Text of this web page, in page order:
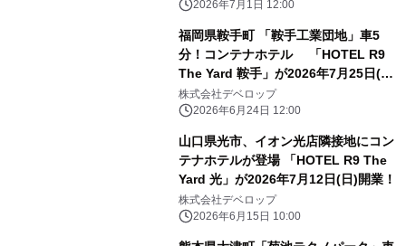
2026年7月1日 12:00
福岡県鞍手町 「鞍手工業団地」車5
分！コンテナホテル 「HOTEL R9
The Yard 鞍手」が2026年7月25日(土)
開業！
株式会社デベロップ
2026年6月24日 12:00
山口県光市、イオン光店隣接地にコン
テナホテルが登場 「HOTEL R9 The
Yard 光」が2026年7月12日(日)開業！
株式会社デベロップ
2026年6月15日 10:00